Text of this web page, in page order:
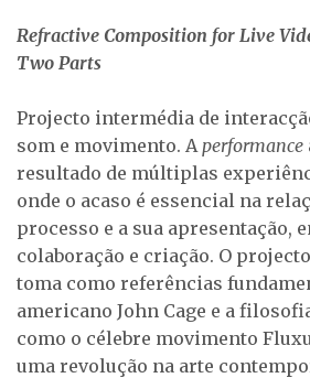
Refractive Composition for Live
Two Parts
Projecto intermédia de
som e movimento. A performance
resultado de múltiplas
onde o acaso é essencial na
processo e a sua apresentação,
colaboração e criação. O
toma como referências
americano John Cage e a
como o célebre movimento
uma revolução na arte